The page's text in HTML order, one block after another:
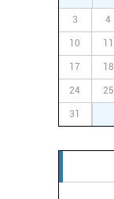
3 4
10 11
17 18
24 25
31